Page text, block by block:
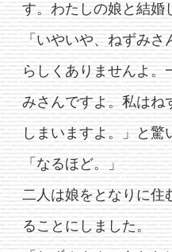
す。わたしの娘と結婚
「いやいや、ねずみ
らしくありませんよ。
みさんですよ。私はね
しまいますよ。」と驚
「なるほど。」
二人は娘をとなりに住
ることにしました。